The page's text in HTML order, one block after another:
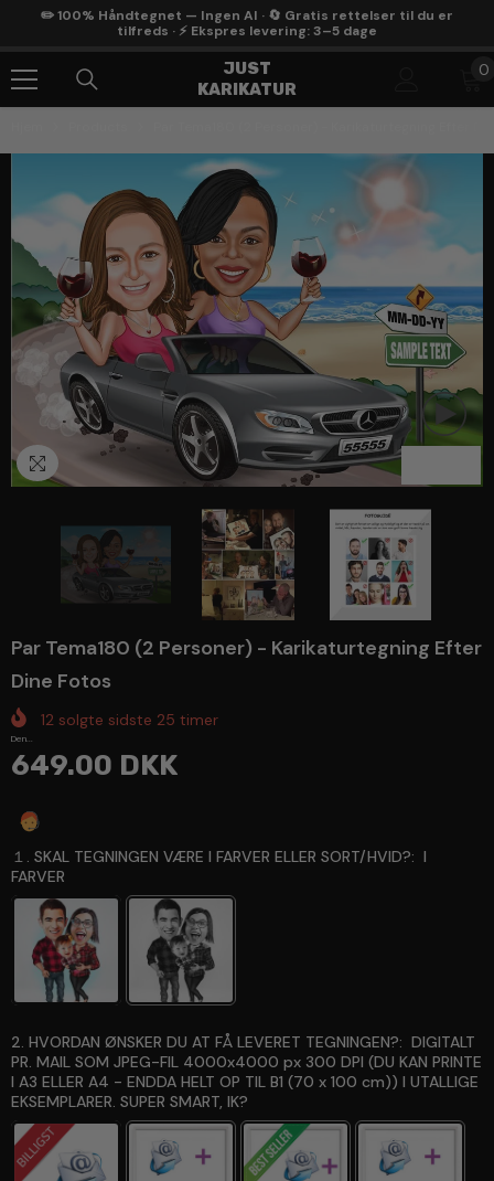
Gå Til Indhold
✏️ 100% Håndtegnet — Ingen AI · 🔄 Gratis rettelser til du er
tilfreds · ⚡ Ekspres levering: 3–5 dage
JUST
KARIKATUR
0
0
Par Tema180 (2 Personer) - Karikaturtegning Efter
Dine Fotos
12 solgte sidste 25 timer
Den...
649.00 DKK
１. SKAL TEGNINGEN VÆRE I FARVER ELLER SORT/HVID?: I
FARVER
2. HVORDAN ØNSKER DU AT FÅ LEVERET TEGNINGEN?: DIGITALT
PR. MAIL SOM JPEG-FIL 4000x4000 px 300 DPI (DU KAN PRINTE
I A3 ELLER A4 - ENDDA HELT OP TIL B1 (70 x 100 cm)) I UTALLIGE
EKSEMPLARER. SUPER SMART, IK?